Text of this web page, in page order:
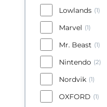
Lowlands (1)
Marvel (1)
Mr. Beast (1)
Nintendo (2)
Nordvik (1)
OXFORD (1)